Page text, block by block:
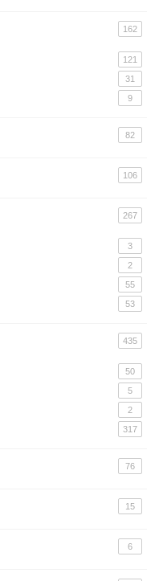
162
121
31
9
82
106
267
3
2
55
53
435
50
5
2
317
76
15
6